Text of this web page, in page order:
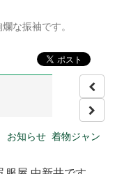
な振袖です。
お知らせ 着物ジャン